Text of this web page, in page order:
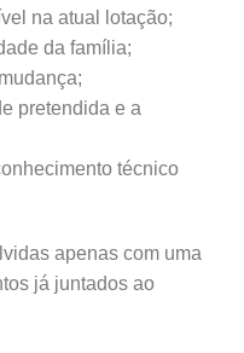
na atual lotação;
da família;
pretendida e a
técnico
apenas com uma
já juntados ao